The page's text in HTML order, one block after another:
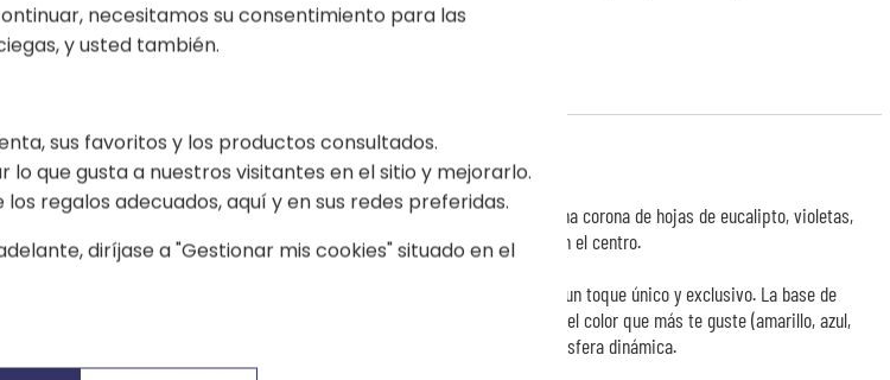
lámparas plexiglás impresas
para un regalo decorativo y personal
La lámpara nocturna personalizada Botánica está decorada con una corona de hojas de eucalipto, violetas,
flores silvestres u otros follajes y flores, con el nombre del niño en el centro.
La ilustración se complementa con el nombre del niño, aportando un toque único y exclusivo. La base de
madera de abedul emite luces LED en varios colores. Puedes fijar el color que más te guste (amarillo, azul,
verde, rosa) o dejar que cambien automáticamente para una atmósfera dinámica.
necesitamos su consentimiento para las
y usted también.
sus favoritos y los productos consultados.
lo que gusta a nuestros visitantes en el sitio y mejorarlo.
regalos adecuados, aquí y en sus redes preferidas.
diríjase a "Gestionar mis cookies" situado en el